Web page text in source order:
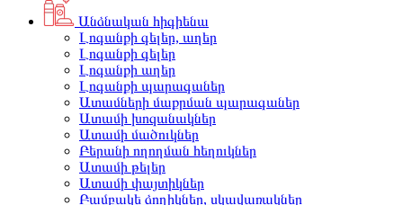
Անձնական հիգիենա
Լոգանքի գելեր, աղեր
Լոգանքի գելեր
Լոգանքի աղեր
Լոգանքի պարագաներ
Ատամների մաքրման պարագաներ
Ատամի խոզանակներ
Ատամի մածուկներ
Բերանի ողողման հեղուկներ
Ատամի թելեր
Ատամի փայտիկներ
Բամբակե ձողիկներ, սկավառակներ